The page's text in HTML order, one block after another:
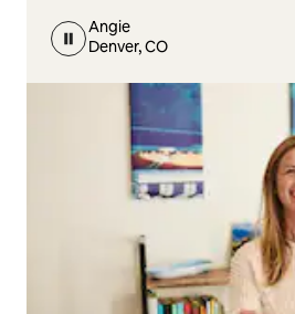
Angie
Denver, CO